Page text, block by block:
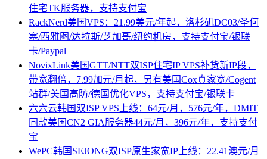
住宅TK服务器，支持支付宝
RackNerd美国VPS：21.99美元/年起，洛杉矶DC03/圣何
塞/西雅图/达拉斯/芝加哥/纽约机房，支持支付宝/银联
卡/Paypal
NovixLink美国GTT/NTT双ISP住宅IP VPS补货新IP段，
带宽翻倍，7.99加元/月起，另有美国Cox真家宽/Cogent
站群/美国高防/德国优化VPS，支持支付宝/银联卡
六六云韩国双ISP VPS上线：64元/月，576元/年，DMIT
同款美国CN2 GIA服务器44元/月，396元/年，支持支付
宝
WePC韩国SEJONG双ISP原生家宽IP上线：22.41澳元/月